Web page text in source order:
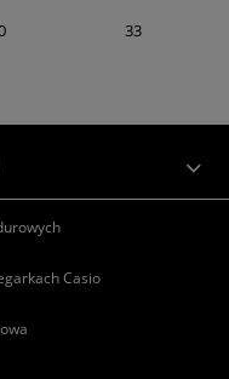
33
Casio